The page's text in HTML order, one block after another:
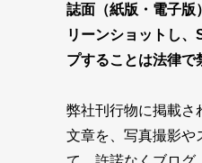
誌面（紙版・電子版
リーンショットし
プすることは法律で
弊社刊行物に掲載さ
文章を、写真撮影や